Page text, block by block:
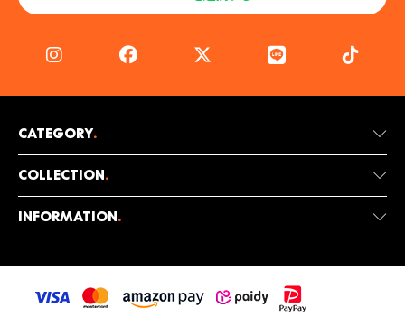
Category.
Collection.
Information.